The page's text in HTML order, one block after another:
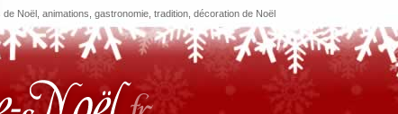
Noël, animations, gastronomie, tradition, décoration de Noël